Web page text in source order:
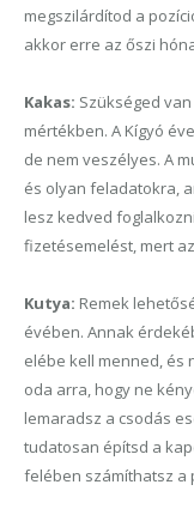
megszilárdítod a
akkor erre az őszi
Kakas: Szükséged
mértékben. A Kígyó
de nem veszélyes. A
és olyan feladatokra,
lesz kedved
fizetésemelést, mert
Kutya: Remek
évében. Annak
elébe kell menned, és
oda arra, hogy ne
lemaradsz a csodás
tudatosan építsd a
felében számíthatsz a